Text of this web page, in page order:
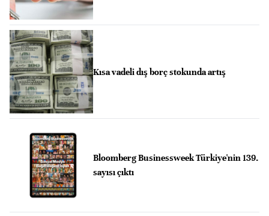
Kısa vadeli dış borç stokunda artış
Bloomberg Businessweek Türkiye'nin 139.
sayısı çıktı